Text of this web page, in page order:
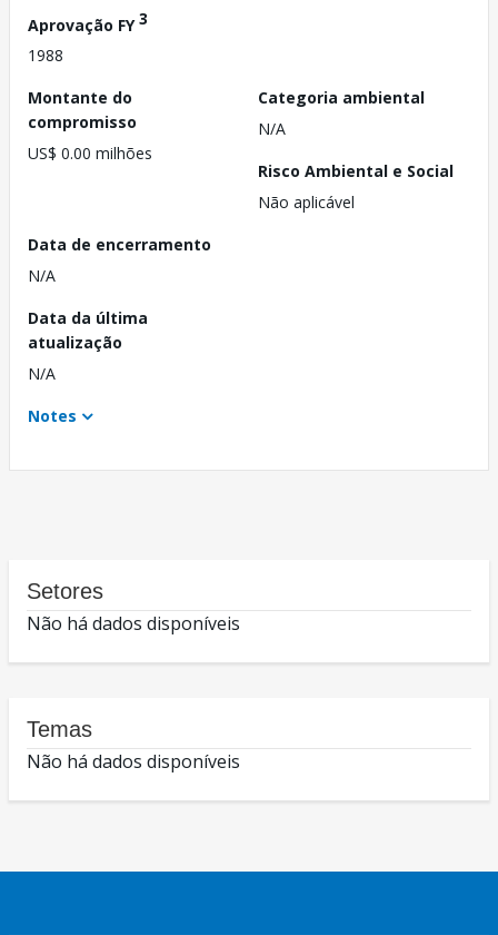
Aprovação FY3
1988
Montante do
compromisso
US$ 0.00 milhões
Categoria ambiental
N/A
Risco Ambiental e Social
Não aplicável
Data de encerramento
N/A
Data da última
atualização
N/A
Notes
Setores
Não há dados disponíveis
Temas
Não há dados disponíveis